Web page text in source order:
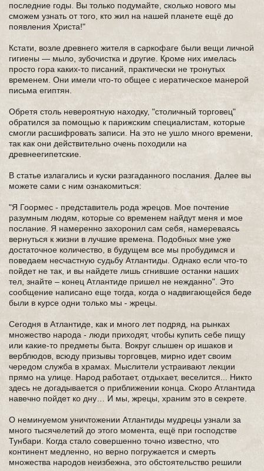
последние годы. Вы только подумайте, сколько нового мы
сможем узнать от того, кто жил на нашей планете ещё до
появления Христа!"
Кстати, возле древнего жителя в саркофаге были вещи личной
гигиены — мыло, зубочистка и другие. Кроме них имелась
просто гора каких-то писаний, практически не тронутых
временем. Они имели что-то общее с иератическое манерой
письма египтян.
Обретя столь невероятную находку, "столичный торговец"
обратился за помощью к парижским специалистам, которые
смогли расшифровать записи. На это не ушло много времени,
так как они действительно очень походили на
древнеегипетские.
В статье излагались и куски разгаданного послания. Далее вы
можете сами с ним ознакомиться:
"Я Гоормес - представитель рода жрецов. Мое почтение
разумным людям, которые со временем найдут меня и мое
послание. Я намеренно захоронил сам себя, намереваясь
вернуться к жизни в лучшие времена. Подобных мне уже
достаточное количество, в будущем все мы пробудимся и
поведаем несчастную судьбу Атлантиды. Однако если что-то
пойдет не так, и вы найдете лишь сгнившие останки наших
тел, знайте – конец Атлантиде пришел не нежданно". Это
сообщение написано еще тогда, когда о надвигающейся беде
были в курсе одни только мы - жрецы.
Сегодня в Атлантиде, как и много лет подряд, на рынках
множество народа - люди приходят, чтобы купить себе пищу
или какие-то предметы быта. Вокруг слышен ор ишаков и
верблюдов, всюду призывы торговцев, мирно идет своим
чередом служба в храмах. Мыслители устраивают лекции
прямо на улице. Народ работает, отдыхает, веселится... Никто
здесь не догадывается о приближении конца. Скоро Атлантида
навечно пойдет ко дну… И мы, жрецы, храним это в секрете.
О неминуемом уничтожении Атлантиды мудрецы узнали за
много тысячелетий до этого момента, ещё при господстве
Тунбари. Когда стало совершенно точно известно, что
континент медленно, но верно погружается и смерть
множества народов неизбежна, это обстоятельство решили